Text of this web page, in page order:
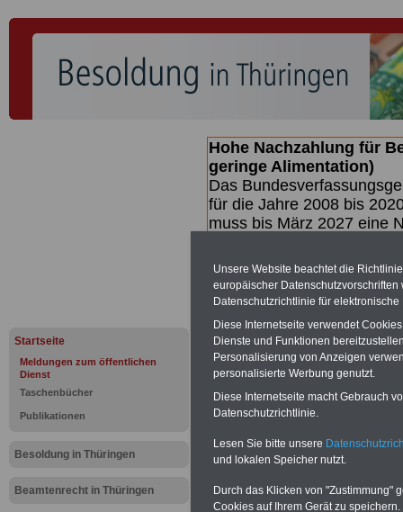
Startseite
Meldungen zum öffentlichen
Dienst
Taschenbücher
Publikationen
Besoldung in Thüringen
Beamtenrecht in Thüringen
Hohe Nachzahlung für
geringe Alimentation)
Das
für die Jahre 2008 bis
muss bis März 2027 eine
(Beamte &
geben (Medienberichten
mind.3.000 und 13.000
hierzu eine Broschüre
des Gesetzentwurfs der
Quartal.2026 >>>
zur
Meldung
Unsere Website beachtet die
europäischer
Datenschutzrichtlinie für
Diese Internetseite verwendet
Dienste und Funktionen
Personalisierung von Anzeigen
personalisierte Werbung genutzt.
Diese Internetseite macht Gebrauch
Datenschutzrichtlinie.
Lesen Sie bitte unsere
und lokalen Speicher nutzt.
Durch das Klicken von "Zustimmung"
Cookies auf Ihrem Gerät zu speichern.